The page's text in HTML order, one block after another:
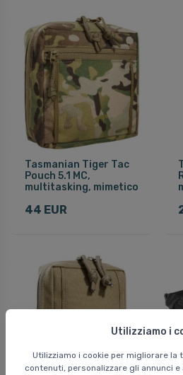
Utilizziamo i
Utilizziamo i cookie per migliorare la
contenuti, personalizzare gli annunci
Tasmanian Tiger Tac
Pouch 5.1 MC,
multitasking, mimetico
44 EUR